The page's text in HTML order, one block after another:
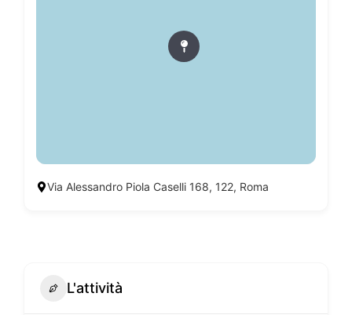
Via Alessandro Piola Caselli 168, 122, Roma
L'attività